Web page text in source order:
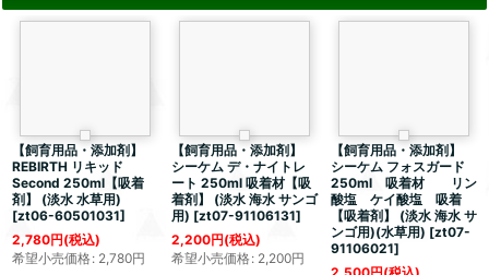
【飼育用品・添加剤】
REBIRTH リキッド
Second 250ml【吸着
剤】 (淡水 水草用)
[zt06-60501031]
2,780円(税込)
希望小売価格: 2,780円
【飼育用品・添加剤】
シーケム デ・ナイトレ
ート 250ml 吸着材【吸
着剤】 (淡水 海水 サンゴ
用) [zt07-91106131]
2,200円(税込)
希望小売価格: 2,200円
【飼育用品・添加剤】
シーケム フォスガード
250ml 吸着材 リン
酸塩 ケイ酸塩 吸着
【吸着剤】 (淡水 海水 サ
ンゴ用)(水草用) [zt07-
91106021]